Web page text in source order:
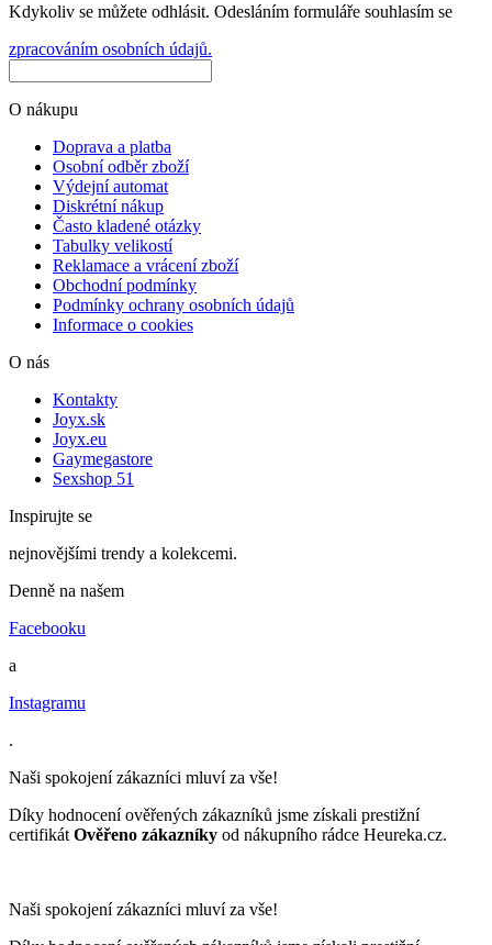
Kdykoliv se můžete odhlásit. Odesláním formuláře souhlasím se
zpracováním osobních údajů.
O nákupu
Doprava a platba
Osobní odběr zboží
Výdejní automat
Diskrétní nákup
Často kladené otázky
Tabulky velikostí
Reklamace a vrácení zboží
Obchodní podmínky
Podmínky ochrany osobních údajů
Informace o cookies
O nás
Kontakty
Joyx.sk
Joyx.eu
Gaymegastore
Sexshop 51
Inspirujte se
nejnovějšími trendy a kolekcemi.
Denně na našem
Facebooku
a
Instagramu
.
Naši spokojení zákazníci mluví za vše!
Díky hodnocení ověřených zákazníků jsme získali prestižní
certifikát Ověřeno zákazníky od nákupního rádce Heureka.cz.
Naši spokojení zákazníci mluví za vše!